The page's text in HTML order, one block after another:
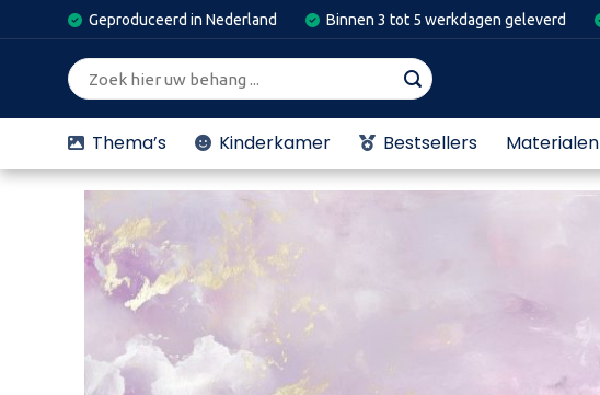
to
Geproduceerd in Nederland Binnen 3 tot 5 werkdagen geleverd
Zoeken
naar:
Thema’s Kinderkamer Bestsellers Materialen